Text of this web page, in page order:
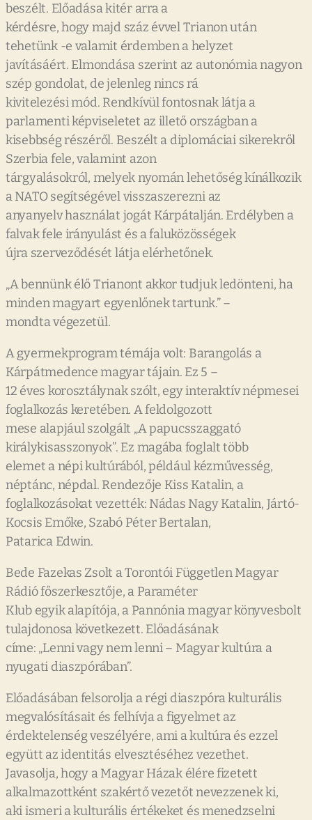
beszélt. Előadása kitér arra a
kérdésre, hogy majd száz évvel Trianon után
tehetünk -e valamit érdemben a helyzet
javításáért. Elmondása szerint az autonómia nagyon
szép gondolat, de jelenleg nincs rá
kivitelezési mód. Rendkívül fontosnak látja a
parlamenti képviseletet az illető országban a
kisebbség részéről. Beszélt a diplomáciai sikerekről
Szerbia fele, valamint azon
tárgyalásokról, melyek nyomán lehetőség kínálkozik
a NATO segítségével visszaszerezni az
anyanyelv használat jogát Kárpátalján. Erdélyben a
falvak fele irányulást és a faluközösségek
újra szerveződését látja elérhetőnek.
„A bennünk élő Trianont akkor tudjuk ledönteni, ha
minden magyart egyenlőnek tartunk.” –
mondta végezetül.
A gyermekprogram témája volt: Barangolás a
Kárpátmedence magyar tájain. Ez 5 –
12 éves korosztálynak szólt, egy interaktív népmesei
foglalkozás keretében. A feldolgozott
mese alapjául szolgált „A papucsszaggató
királykisasszonyok”. Ez magába foglalt több
elemet a népi kultúrából, például kézművesség,
néptánc, népdal. Rendezője Kiss Katalin, a
foglalkozásokat vezették: Nádas Nagy Katalin, Jártó-
Kocsis Emőke, Szabó Péter Bertalan,
Patarica Edwin.
Bede Fazekas Zsolt a Torontói Független Magyar
Rádió főszerkesztője, a Paraméter
Klub egyik alapítója, a Pannónia magyar könyvesbolt
tulajdonosa következett. Előadásának
címe: „Lenni vagy nem lenni – Magyar kultúra a
nyugati diaszpórában”.
Előadásában felsorolja a régi diaszpóra kulturális
megvalósításait és felhívja a figyelmet az
érdektelenség veszélyére, ami a kultúra és ezzel
együtt az identitás elvesztéséhez vezethet.
Javasolja, hogy a Magyar Házak élére fizetett
alkalmazottként szakértő vezetőt nevezzenek ki,
aki ismeri a kulturális értékeket és menedzselni